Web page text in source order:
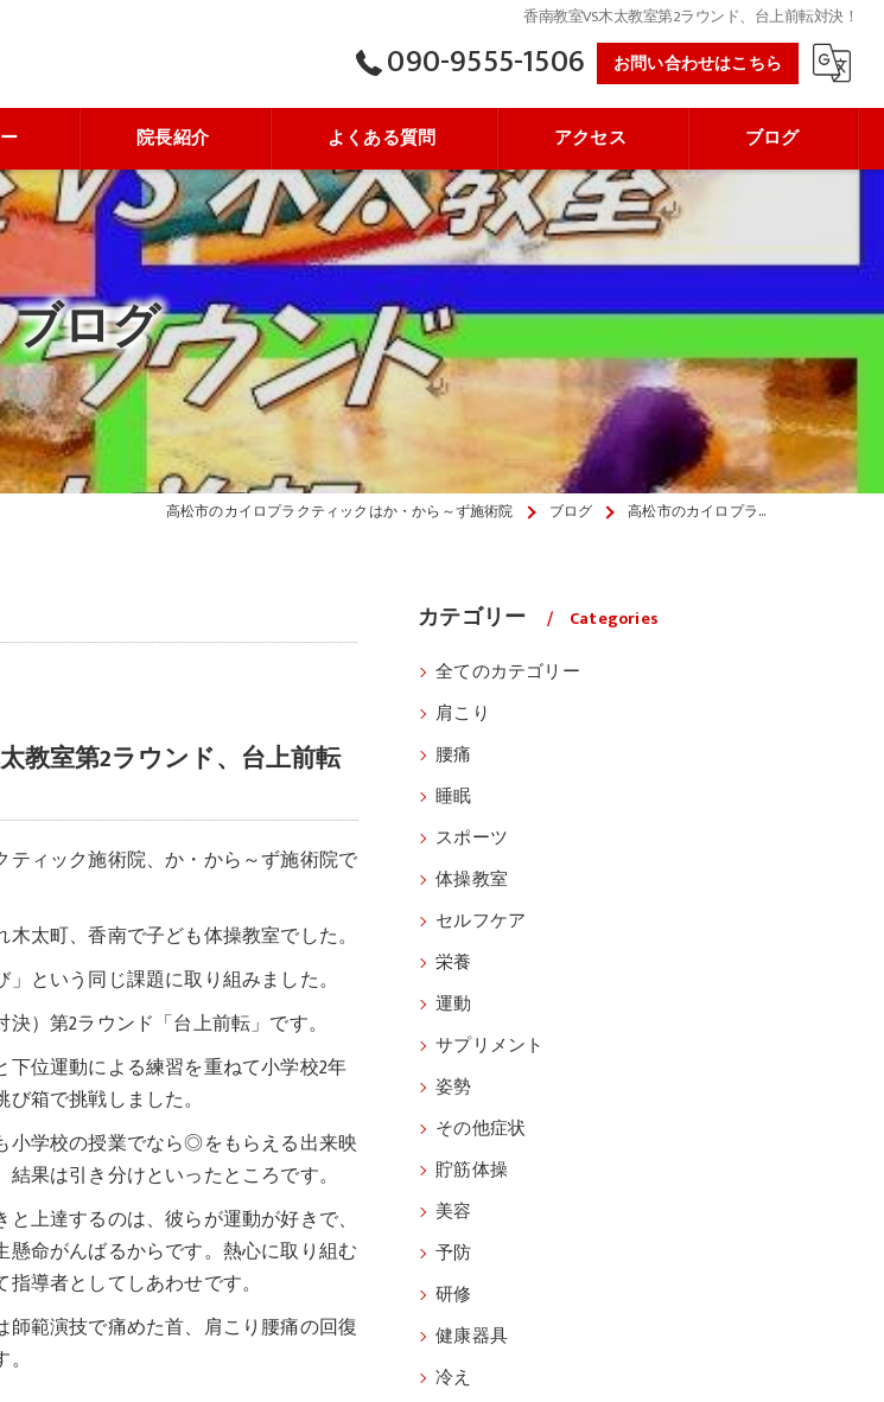
香南教室VS木太教室第2ラウンド、台上前転対決！
090-9555-1506 お問い合わせはこちら
院長紹介 よくある質問 アクセス ブログ
ブログ
高松市のカイロプラクティックはか・から～ず施術院 ブログ 高松市のカイロプラ…
教室第2ラウンド、台上前転
ティック施術院、か・から～ず施術院で
太町、香南で子ども体操教室でした。
という同じ課題に取り組みました。
）第2ラウンド「台上前転」です。
下位運動による練習を重ねて小学校2年
箱で挑戦しました。
小学校の授業でなら◎をもらえる出来映
果は引き分けといったところです。
上達するのは、彼らが運動が好きで、
懸命がんばるからです。熱心に取り組む
導者としてしあわせです。
師範演技で痛めた首、肩こり腰痛の回復
カテゴリー Categories
全てのカテゴリー
肩こり
腰痛
睡眠
スポーツ
体操教室
セルフケア
栄養
運動
サプリメント
姿勢
その他症状
貯筋体操
美容
予防
研修
健康器具
冷え